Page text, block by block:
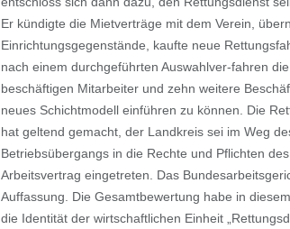
Er kündigte die Mietverträge mit dem Verein,
Einrichtungsgegenstände, kaufte neue
nach einem durchgeführten Auswahlver-fahren
beschäftigen Mitarbeiter und zehn weitere
neues Schichtmodell einführen zu können. Die
hat geltend gemacht, der Landkreis sei im Weg
Betriebsübergangs in die Rechte und Pflichten
Arbeitsvertrag eingetreten. Das
Auffassung. Die Gesamtbewertung habe in
die Identität der wirtschaftlichen Einheit